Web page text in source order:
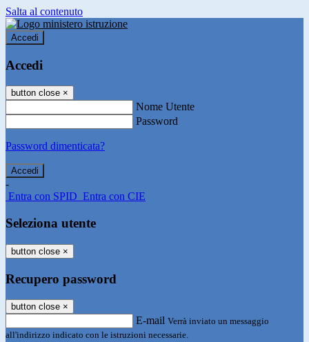
Salta al contenuto
Accedi
Accedi
button close ×
Nome Utente
Password
Password dimenticata?
-
Entra con SPID Entra con CIE
Seleziona utente
button close ×
Recupero password
button close ×
E-mail Verrà inviato un messaggio
all'indirizzo indicato con le istruzioni necessarie.